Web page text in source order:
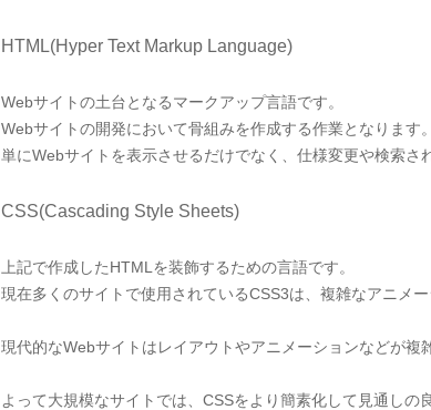
HTML(Hyper Text Markup Language)
Webサイトの土台となるマークアップ言語です。
Webサイトの開発において骨組みを作成する作業となります。
単にWebサイトを表示させるだけでなく、仕様変更や検索さ
CSS(Cascading Style Sheets)
上記で作成したHTMLを装飾するための言語です。
現在多くのサイトで使用されているCSS3は、複雑なアニメ
現代的なWebサイトはレイアウトやアニメーションなどが複
よって大規模なサイトでは、CSSをより簡素化して見通しの